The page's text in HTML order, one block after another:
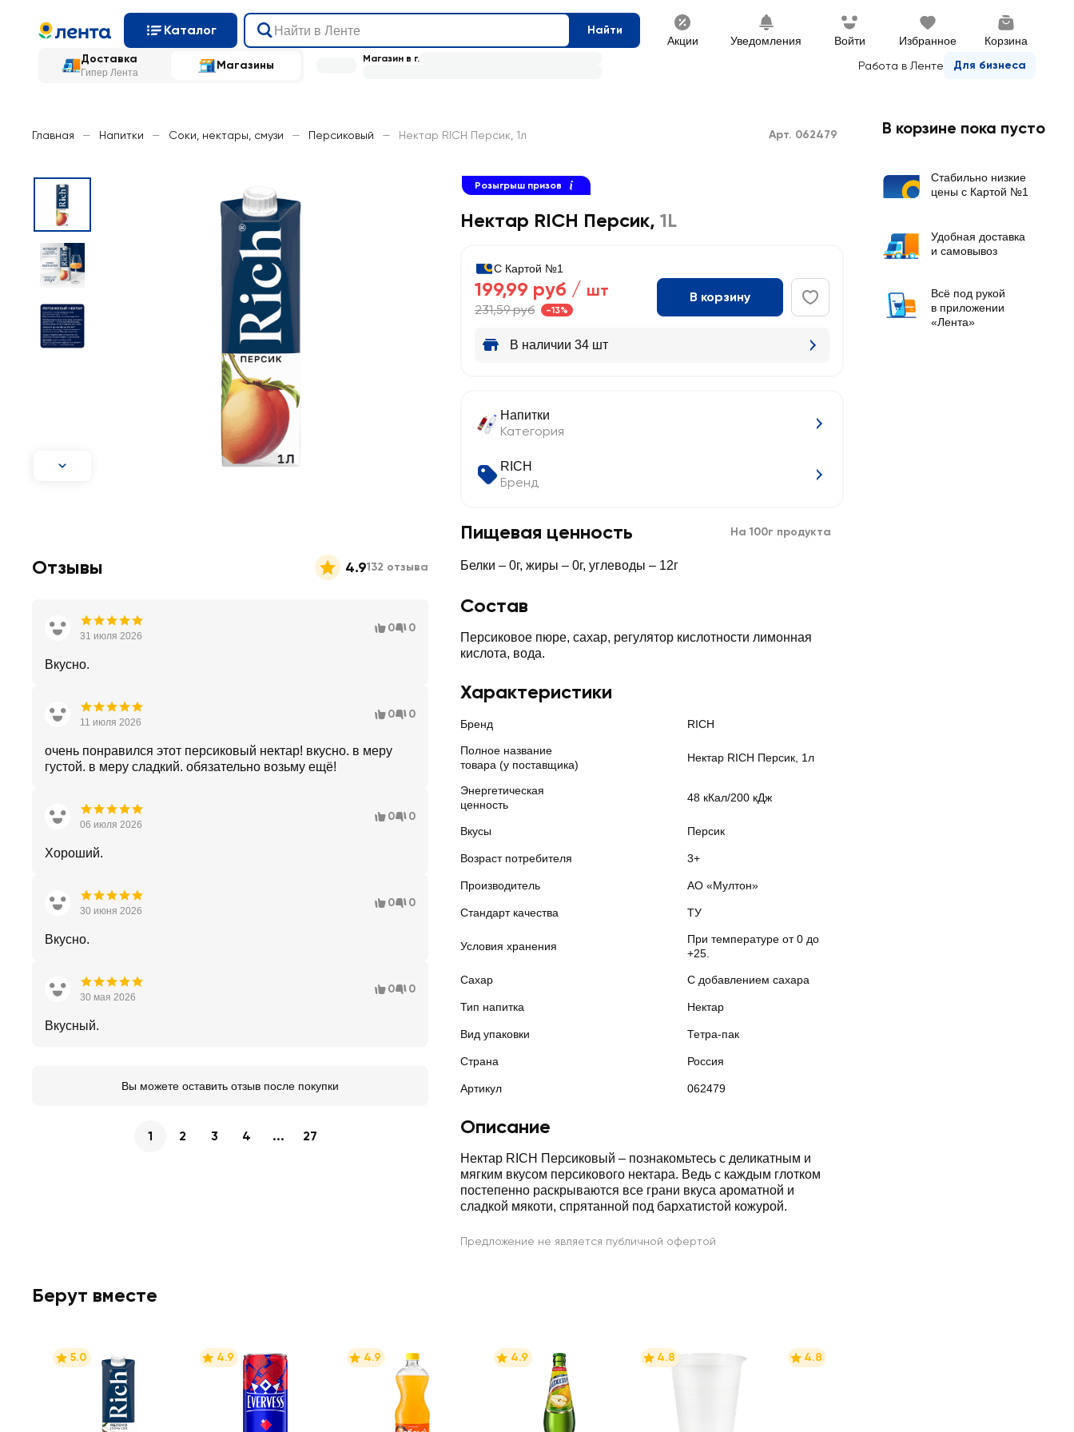
Каталог Найти
Акции Уведомления Войти Избранное Корзина
Доставка
Гипер Лента
Магазины Работа в Ленте Для бизнеса
Магазин в г.
Главная — Напитки — Соки, нектары, смузи — Персиковый — Нектар RICH Персик, 1л Арт. 062479
Розыгрыш призов
Нектар RICH Персик, 1L
С Картой №1
199,99 руб / шт
231,59 руб -13%
В корзину
В наличии 34 шт
Напитки
Категория
RICH
Бренд
Пищевая ценность На 100г продукта
Белки – 0г, жиры – 0г, углеводы – 12г
Состав
Персиковое пюре, сахар, регулятор кислотности лимонная
кислота, вода.
Характеристики
Бренд RICH
Полное название
товара (у поставщика)
Нектар RICH Персик, 1л
Энергетическая
ценность
48 кКал/200 кДж
Вкусы Персик
Возраст потребителя 3+
Производитель АО «Мултон»
Стандарт качества ТУ
Условия хранения
При температуре от 0 до
+25.
Сахар С добавлением сахара
Тип напитка Нектар
Вид упаковки Тетра-пак
Страна Россия
Артикул 062479
Описание
Нектар RICH Персиковый ‒ познакомьтесь с деликатным и
мягким вкусом персикового нектара. Ведь с каждым глотком
постепенно раскрываются все грани вкуса ароматной и
сладкой мякоти, спрятанной под бархатистой кожурой.
Предложение не является публичной офертой
Отзывы 4.9132 отзыва
31 июля 2026
0 0
Вкусно.
11 июля 2026
0 0
очень понравился этот персиковый нектар! вкусно. в меру
густой. в меру сладкий. обязательно возьму ещё!
06 июля 2026
0 0
Хороший.
30 июня 2026
0 0
Вкусно.
30 мая 2026
0 0
Вкусный.
Вы можете оставить отзыв после покупки
1 2 3 4 ... 27
Берут вместе
5.0 4.9 4.9 4.9 4.8 4.8
В корзине пока пусто
Стабильно низкие
цены с Картой №1
Удобная доставка
и самовывоз
Всё под рукой
в приложении
«Лента»